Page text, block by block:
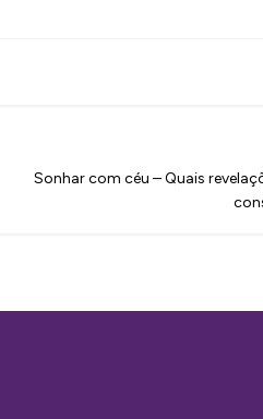
Sonhar com céu – Quais